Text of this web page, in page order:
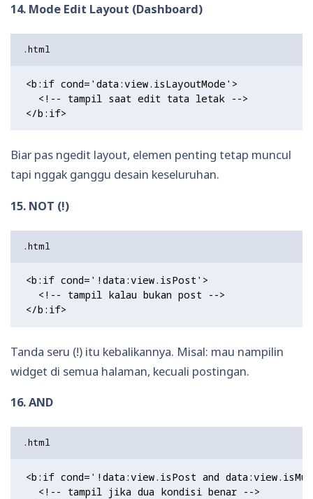
14. Mode Edit Layout (Dashboard)
<b:if cond='data:view.isLayoutMode'>
  <!-- tampil saat edit tata letak -->
Biar pas ngedit layout, elemen penting tetap muncul
tapi nggak ganggu desain keseluruhan.
15. NOT (!)
<b:if cond='!data:view.isPost'>
  <!-- tampil kalau bukan post -->
Tanda seru (!) itu kebalikannya. Misal: mau nampilin
widget di semua halaman, kecuali postingan.
16. AND
<b:if cond='!data:view.isPost and
  <!-- tampil jika dua kondisi benar -->